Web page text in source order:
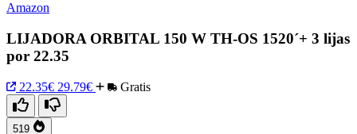
Amazon
LIJADORA ORBITAL 150 W TH-OS 1520´+ 3 lijas
por 22.35
22.35€ 29.79€ Gratis
519